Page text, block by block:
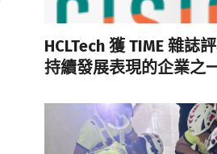
HCLTech 獲 TIME 雜誌
持續發展表現的企業之